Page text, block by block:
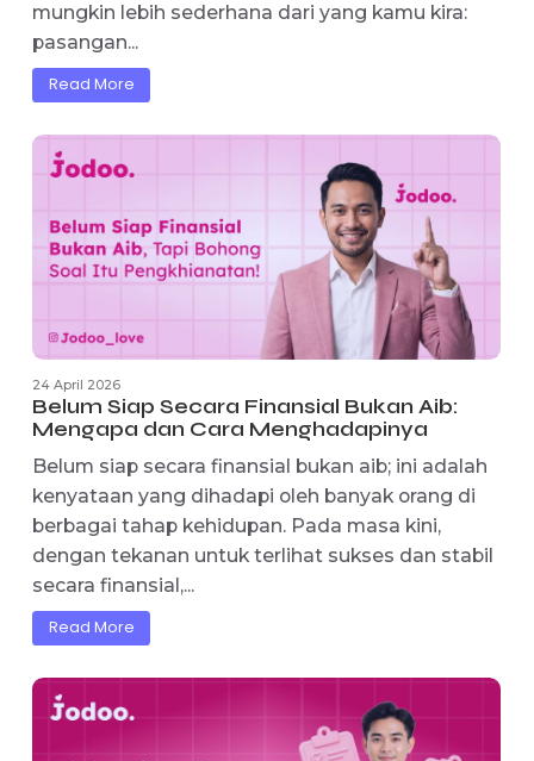
3 Mei 2026
Mengapa Pasangan yang Suportif Jadi
Kunci Sukses Karier: Rahasia di Balik
Pencapaian Profesional
Pasangan yang Suportif: Fondasi Kesuksesan
Karier Modern Pernahkah kamu bertanya-
mengapa beberapa orang bisa mencapai
karier mereka dengan lebih mudah?
mungkin lebih sederhana dari yang kamu kira:
pasangan...
Read More